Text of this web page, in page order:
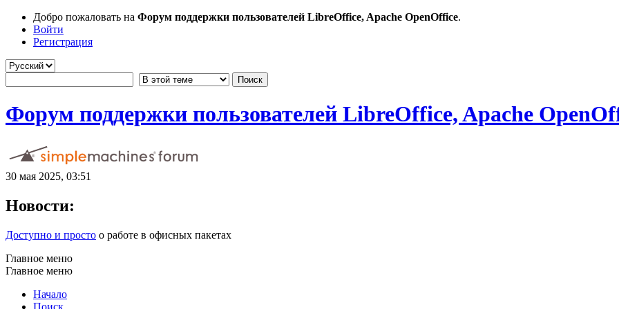
Добро пожаловать на Форум поддержки пользователей LibreOffice, Apache OpenOffice.
Войти
Регистрация
Форум поддержки пользователей LibreOffice, Apache
30 мая 2025, 03:51
Новости:
Доступно и просто о работе в офисных пакетах
Главное меню
Главное меню
Начало
Поиск